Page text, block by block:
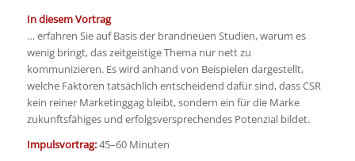
In diesem Vortrag
… erfahren Sie auf Basis der brandneuen Studien, warum es
wenig bringt, das zeitgeistige Thema nur nett zu
kommunizieren. Es wird anhand von Beispielen dargestellt,
welche Faktoren tatsächlich entscheidend dafür sind, dass CSR
kein reiner Marketinggag bleibt, sondern ein für die Marke
zukunftsfähiges und erfolgsversprechendes Potenzial bildet.
Impulsvortrag:45–60 Minuten